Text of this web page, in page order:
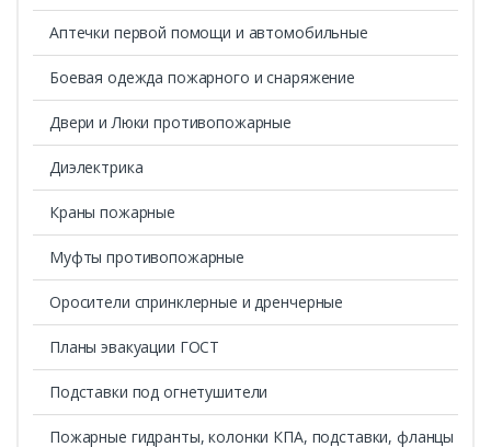
Аптечки первой помощи и автомобильные
Боевая одежда пожарного и снаряжение
Двери и Люки противопожарные
Диэлектрика
Краны пожарные
Муфты противопожарные
Оросители спринклерные и дренчерные
Планы эвакуации ГОСТ
Подставки под огнетушители
Пожарные гидранты, колонки КПА, подставки, фланцы